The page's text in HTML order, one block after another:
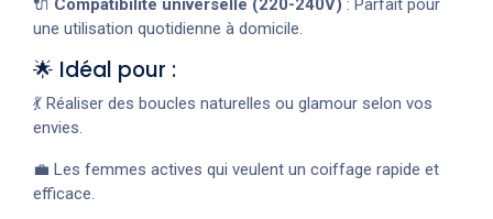
🔌 Compatibilité universelle (220-240V) : Parfait pour
une utilisation quotidienne à domicile.
🌟 Idéal pour :
💃 Réaliser des boucles naturelles ou glamour selon vos
envies.
💼 Les femmes actives qui veulent un coiffage rapide et
efficace.